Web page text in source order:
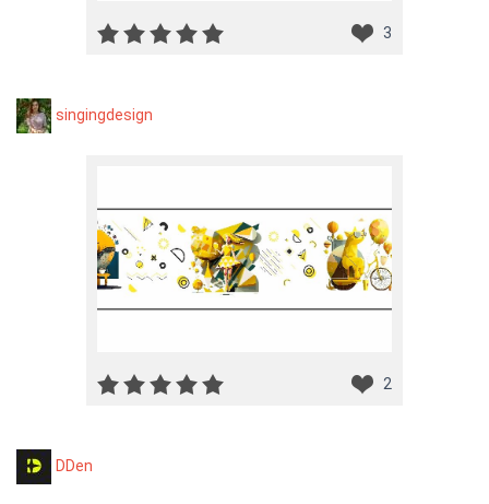
3
singingdesign
2
DDen